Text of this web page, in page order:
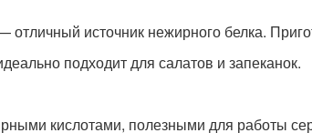
отличный источник нежирного белка.
подходит для салатов и запеканок.
кислотами, полезными для работы